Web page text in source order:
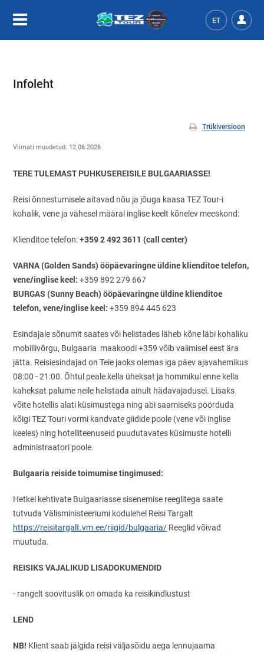
ET
Infoleht
Trükiversioon
Viimati muudetud: 12.06.2026
TERE TULEMAST PUHKUSEREISILE BULGAARIASSE!
Reisi õnnestumisele aitavad nõu ja jõuga kaasa TEZ Tour-i
kohalik, vene ja vähesel määral inglise keelt kõnelev meeskond:
Klienditoe telefon:+359 2 492 3611 (call center)
VARNA (Golden Sands) ööpäevaringne üldine klienditoe telefon,
vene/inglise keel: +359 892 279 667
BURGAS (Sunny Beach) ööpäevaringne üldine klienditoe
telefon, vene/inglise keel: +359 894 445 623
Esindajale sõnumit saates või helistades läheb kõne läbi kohaliku
mobiilivõrgu, Bulgaaria maakoodi +359 võib valimisel eest ära
jätta. Reisiesindajad on Teie jaoks olemas iga päev ajavahemikus
08:00 - 21:00. Õhtul peale kella üheksat ja hommikul enne kella
kaheksat palume neile helistada ainult hädavajadusel. Lisaks
võite hotellis alati küsimustega ning abi saamiseks pöörduda
kõigi TEZ Touri vormi kandvate giidide poole (vene või inglise
keeles) ning hotelliteenuseid puudutavates küsimuste hotelli
administraatori poole.
Bulgaaria reiside toimumise tingimused:
Hetkel kehtivate Bulgaariasse sisenemise reeglitega saate
tutvuda Välisministeeriumi kodulehel Reisi Targalt
https://reisitargalt.vm.ee/riigid/bulgaaria/ Reeglid võivad
muutuda.
REISIKS VAJALIKUD LISADOKUMENDID
- rangelt soovituslik on omada ka reisikindlustust
LEND
NB! Klient saab jälgida reisi väljasõidu aega lennujaama